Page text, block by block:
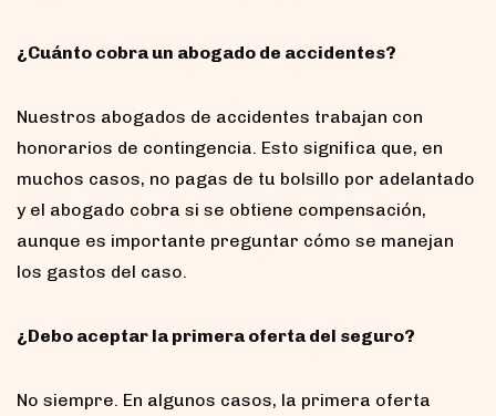
¿Cuánto cobra un abogado de accidentes?
Nuestros abogados de accidentes trabajan con
honorarios de contingencia. Esto significa que, en
muchos casos, no pagas de tu bolsillo por adelantado
y el abogado cobra si se obtiene compensación,
aunque es importante preguntar cómo se manejan
los gastos del caso.
¿Debo aceptar la primera oferta del seguro?
No siempre. En algunos casos, la primera oferta